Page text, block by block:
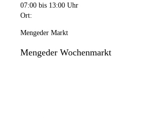
07:00 bis 13:00 Uhr
Ort:
Mengeder Markt
Mengeder Wochenmarkt